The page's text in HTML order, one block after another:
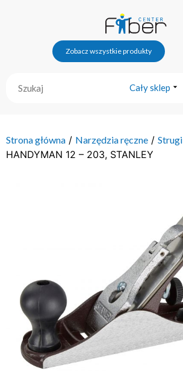
Zobacz wszystkie produkty
Cały sklep
Strona główna / Narzędzia ręczne / Strugi
HANDYMAN 12 – 203, STANLEY